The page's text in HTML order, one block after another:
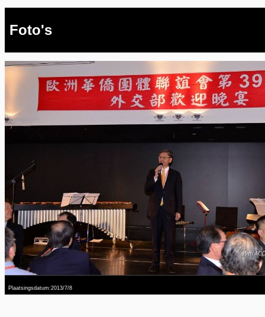
Foto's
Plaatsingsdatum:2013/7/8